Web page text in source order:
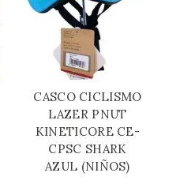
CASCO CICLISMO
LAZER PNUT
KINETICORE CE-
CPSC SHARK
AZUL (NIÑOS)